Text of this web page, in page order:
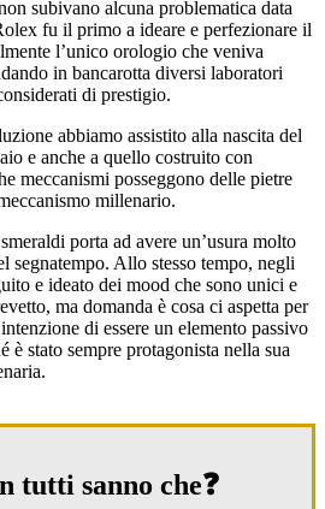
subivano alcuna problematica data
fu il primo a ideare e perfezionare il
l’unico orologio che veniva
in bancarotta diversi laboratori
di prestigio.
abbiamo assistito alla nascita del
e anche a quello costruito con
meccanismi posseggono delle pietre
millenario.
porta ad avere un’usura molto
segnatempo. Allo stesso tempo, negli
e ideato dei mood che sono unici e
ma domanda è cosa ci aspetta per
di essere un elemento passivo
è stato sempre protagonista nella sua
tutti sanno che❓